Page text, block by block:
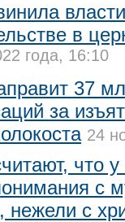
в
года, 16:10
37
за
24
что
с
нежели с